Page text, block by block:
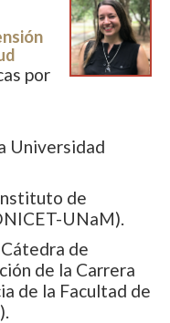
por
Universidad
de
UNaM).
de
de la Carrera
de la Facultad de